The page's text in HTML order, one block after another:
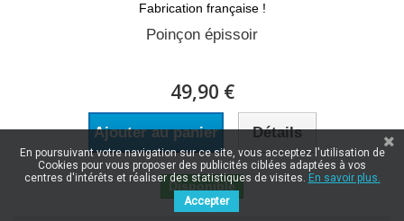
Fabrication française !
Poinçon épissoir
49,90 €
Ajouter au panier Détails
Disponible
En poursuivant votre navigation sur ce site, vous acceptez l'utilisation de
Cookies pour vous proposer des publicités ciblées adaptées à vos
centres d'intérêts et réaliser des statistiques de visites. En savoir plus.
Accepter